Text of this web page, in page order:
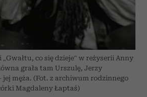
co się dzieje” w reżyserii Anny
grała tam Urszulę, Jerzy
jej męża. (Fot. z archiwum rodzinnego
Magdaleny Łaptaś)